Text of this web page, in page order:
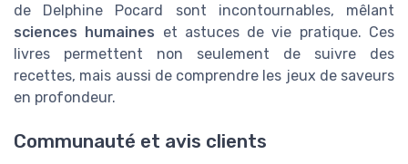
de Delphine Pocard sont incontournables, mêlant
sciences humaines et astuces devie pratique. Ces
livres permettent non seulement de suivre des
recettes, mais aussi de comprendre les jeux de saveurs
en profondeur.
Communauté et avis clients